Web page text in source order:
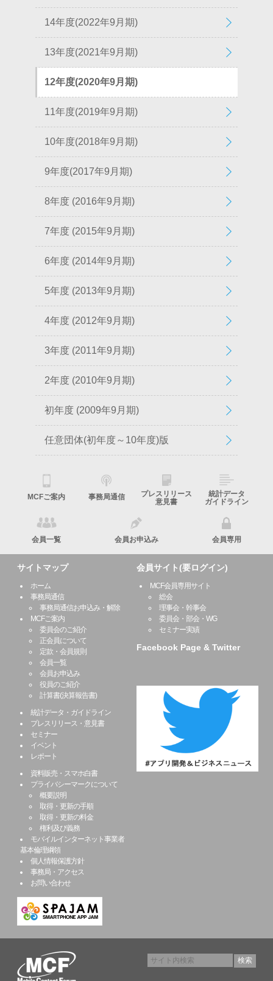
14年度(2022年9月期)
13年度(2021年9月期)
12年度(2020年9月期)
11年度(2019年9月期)
10年度(2018年9月期)
9年度(2017年9月期)
8年度 (2016年9月期)
7年度 (2015年9月期)
6年度 (2014年9月期)
5年度 (2013年9月期)
4年度 (2012年9月期)
3年度 (2011年9月期)
2年度 (2010年9月期)
初年度 (2009年9月期)
任意団体(初年度～10年度)版
MCFご案内 事務局通信
プレスリリース
意見書
統計データ
ガイドライン
会員一覧 会員お申込み 会員専用
サイトマップ
ホーム
事務局通信
事務局通信お申込み・解除
MCFご案内
委員会のご紹介
正会員について
定款・会員規則
会員一覧
会員お申込み
役員のご紹介
計算書(決算報告書)
統計データ・ガイドライン
プレスリリース・意見書
セミナー
イベント
レポート
資料販売・スマホ白書
プライバシーマークについて
概要説明
取得・更新の手順
取得・更新の料金
権利及び義務
モバイルインターネット事業者
基本倫理綱領
個人情報保護方針
事務局・アクセス
お問い合わせ
会員サイト(要ログイン)
MCF会員専用サイト
総会
理事会・幹事会
委員会・部会・WG
セミナー実績
Facebook Page & Twitter